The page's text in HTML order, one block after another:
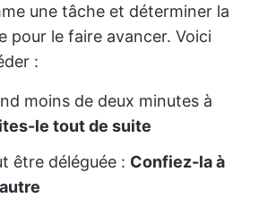
une tâche et déterminer la
pour le faire avancer. Voici
:
moins de deux minutes à
le tout de suite
être déléguée : Confiez-la à